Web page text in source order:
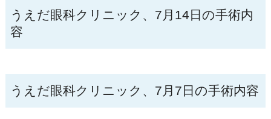
うえだ眼科クリニック、7月14日の手術内
容
うえだ眼科クリニック、7月7日の手術内容